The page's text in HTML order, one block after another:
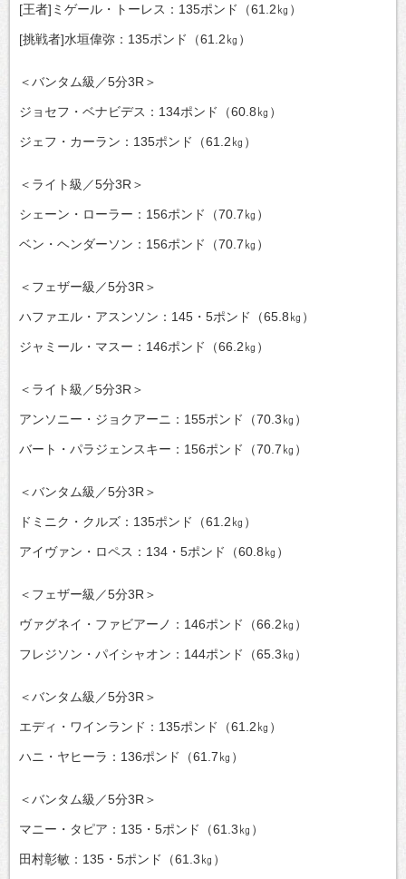
[王者]ミゲール・トーレス：135ポンド（61.2㎏）
[挑戦者]水垣偉弥：135ポンド（61.2㎏）
＜バンタム級／5分3R＞
ジョセフ・ベナビデス：134ポンド（60.8㎏）
ジェフ・カーラン：135ポンド（61.2㎏）
＜ライト級／5分3R＞
シェーン・ローラー：156ポンド（70.7㎏）
ベン・ヘンダーソン：156ポンド（70.7㎏）
＜フェザー級／5分3R＞
ハファエル・アスンソン：145・5ポンド（65.8㎏）
ジャミール・マスー：146ポンド（66.2㎏）
＜ライト級／5分3R＞
アンソニー・ジョクアーニ：155ポンド（70.3㎏）
バート・パラジェンスキー：156ポンド（70.7㎏）
＜バンタム級／5分3R＞
ドミニク・クルズ：135ポンド（61.2㎏）
アイヴァン・ロペス：134・5ポンド（60.8㎏）
＜フェザー級／5分3R＞
ヴァグネイ・ファビアーノ：146ポンド（66.2㎏）
フレジソン・パイシャオン：144ポンド（65.3㎏）
＜バンタム級／5分3R＞
エディ・ワインランド：135ポンド（61.2㎏）
ハニ・ヤヒーラ：136ポンド（61.7㎏）
＜バンタム級／5分3R＞
マニー・タピア：135・5ポンド（61.3㎏）
田村彰敏：135・5ポンド（61.3㎏）